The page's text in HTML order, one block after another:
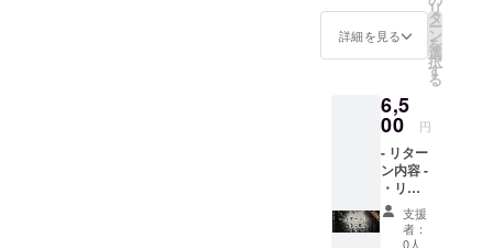
リジナ
ルス
スパー
ティー
につい
て 開催
予定日:
2023年
4月頃開
催予定
MicCD
(データ
音源
セット)
ジナル
ステッ
カー
詳細を見る
リ
タ
ー
ン
を
選
択
す
る
6,5
00 円
- リター
ン内容 -
・リ
リース
パー
ティー
支援
者：
0人